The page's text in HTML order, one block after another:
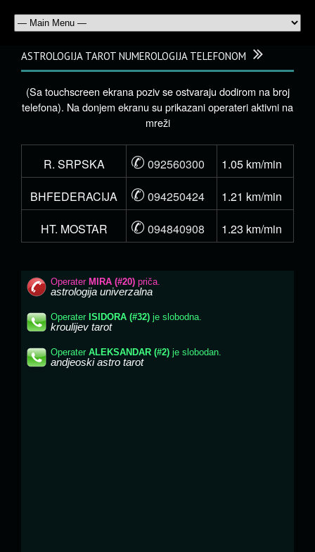
ASTROLOGIJA TAROT NUMEROLOGIJA TELEFONOM
(Sa touchscreen ekrana poziv se ostvaraju dodirom na broj
telefona). Na donjem ekranu su prikazani operateri aktivni na
mreži
R. SRPSKA ✆ 092560300
1.05 km/min
BHFEDERACIJA
✆ 094250424
1.21 km/min
HT. MOSTAR
✆ 094840908 1.23 km/min